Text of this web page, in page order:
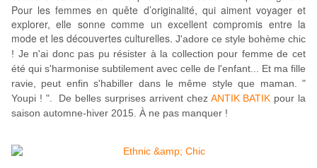
Pour les femmes en quête d’originalité, qui aiment voyager et
explorer, elle sonne comme un excellent compromis entre la
mode et les découvertes culturelles. J'adore ce style bohème chic
! Je n'ai donc pas pu résister à la collection pour femme de cet
été qui s'harmonise subtilement avec celle de l'enfant... Et ma fille
ravie, peut enfin s'habiller dans le même style que maman. "
Youpi ! ". De belles surprises arrivent chez ANTIK BATIK pour la
saison automne-hiver 2015. À ne pas manquer !